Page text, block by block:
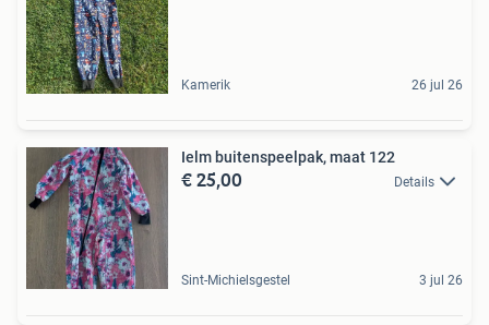
Kamerik 26 jul 26
Ielm buitenspeelpak, maat 122
€ 25,00 Details
Sint-Michielsgestel 3 jul 26